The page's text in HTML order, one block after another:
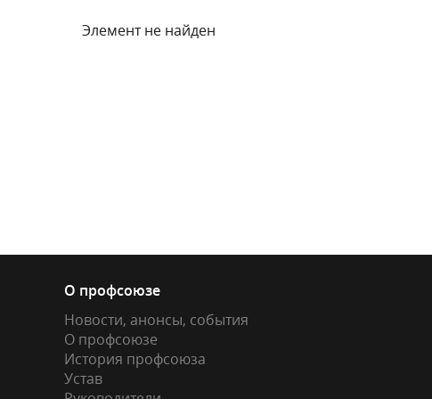
Элемент не найден
О профсоюзе
Новости, анонсы, события
О профсоюзе
История профсоюза
Устав